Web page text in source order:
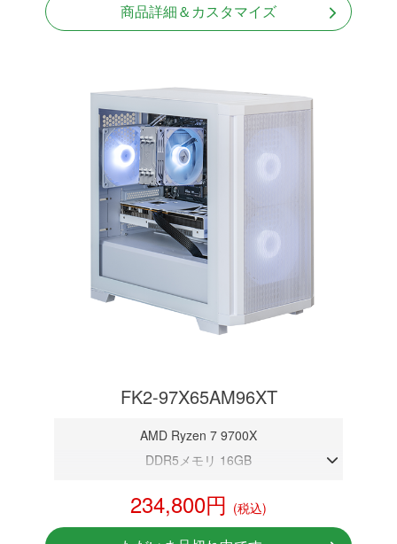
商品詳細＆カスタマイズ
FK2-97X65AM96XT
AMD Ryzen 7 9700X
DDR5メモリ 16GB
NVMeSSD 1TB
Windows11 Home 64bit
234,800円 (税込)